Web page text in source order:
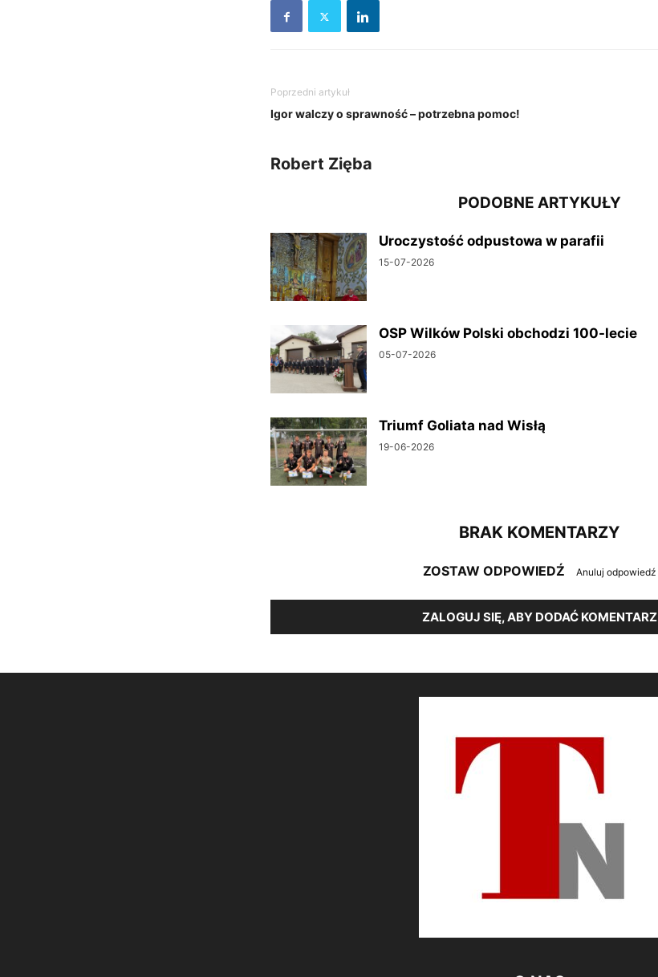
Poprzedni artykuł
Igor walczy o sprawność – potrzebna pomoc!
Robert Zięba
PODOBNE ARTYKUŁY
Uroczystość odpustowa w parafii
15-07-2026
OSP Wilków Polski obchodzi 100-lecie
05-07-2026
Triumf Goliata nad Wisłą
19-06-2026
BRAK KOMENTARZY
ZOSTAW ODPOWIEDŹ Anuluj odpowiedź
ZALOGUJ SIĘ, ABY DODAĆ KOMENTARZ